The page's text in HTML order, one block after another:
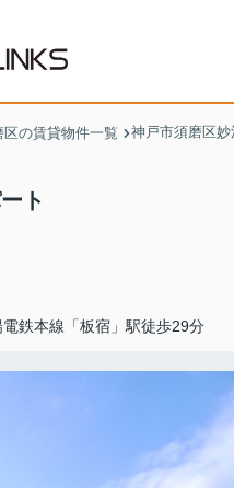
区の賃貸物件一覧 神戸市須磨区
ト
電鉄本線「板宿」駅徒歩29分